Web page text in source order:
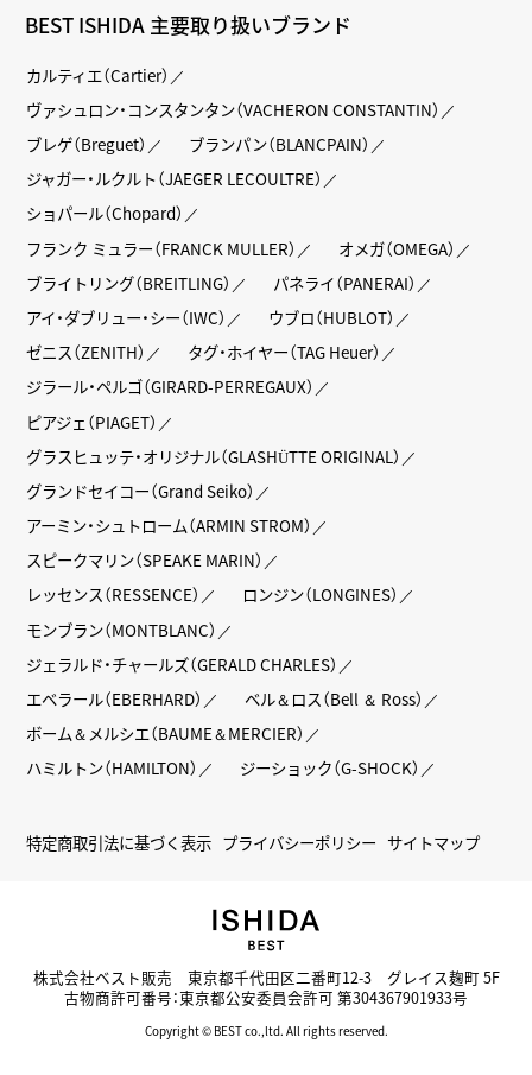
BEST ISHIDA 主要取り扱いブランド
カルティエ（Cartier）
ヴァシュロン・コンスタンタン（VACHERON CONSTANTIN）
ブレゲ（Breguet）
ブランパン（BLANCPAIN）
ジャガー・ルクルト（JAEGER LECOULTRE）
ショパール（Chopard）
フランク ミュラー（FRANCK MULLER）
オメガ（OMEGA）
ブライトリング（BREITLING）
パネライ（PANERAI）
アイ・ダブリュー・シー（IWC）
ウブロ（HUBLOT）
ゼニス（ZENITH）
タグ・ホイヤー（TAG Heuer）
ジラール・ペルゴ（GIRARD-PERREGAUX）
ピアジェ（PIAGET）
グラスヒュッテ・オリジナル（GLASHÜTTE ORIGINAL）
グランドセイコー（Grand Seiko）
アーミン・シュトローム（ARMIN STROM）
スピークマリン（SPEAKE MARIN）
レッセンス（RESSENCE）
ロンジン（LONGINES）
モンブラン（MONTBLANC）
ジェラルド・チャールズ（GERALD CHARLES）
エベラール（EBERHARD）
ベル＆ロス（Bell ＆ Ross）
ボーム＆メルシエ（BAUME＆MERCIER）
ハミルトン（HAMILTON）
ジーショック（G-SHOCK）
特定商取引法に基づく表示 プライバシーポリシー サイトマップ
株式会社ベスト販売 東京都千代田区二番町12-3 グレイス麹町 5F
古物商許可番号：東京都公安委員会許可 第304367901933号
Copyright © BEST co.,ltd. All rights reserved.